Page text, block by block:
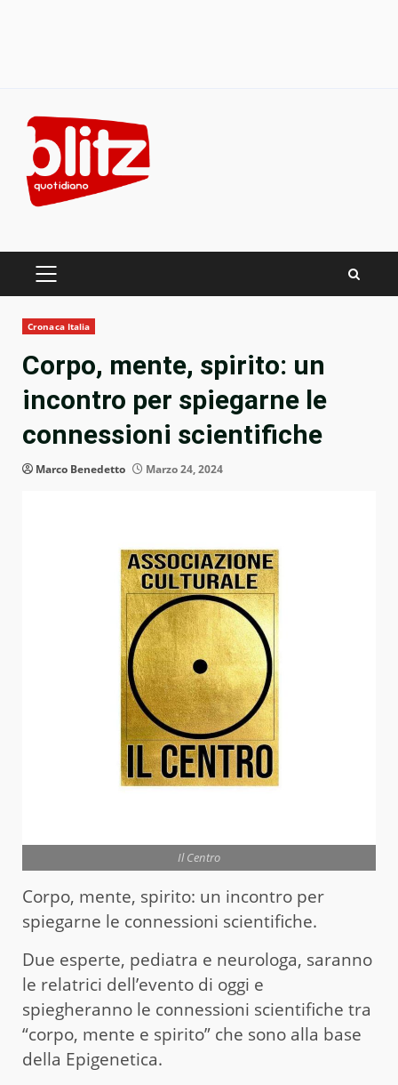
content
PRIMARY
Cronaca Italia
Corpo, mente, spirito: un
incontro per spiegarne le
connessioni scientifiche
Marco Benedetto Marzo 24, 2024
Il Centro
Corpo, mente, spirito: un incontro per
spiegarne le connessioni scientifiche.
Due esperte, pediatra e neurologa, saranno
le relatrici dell’evento di oggi e
spiegheranno le connessioni scientifiche tra
“corpo, mente e spirito” che sono alla base
della Epigenetica.